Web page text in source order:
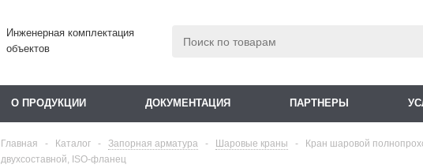
Инженерная комплектация
объектов
О ПРОДУКЦИИ ДОКУМЕНТАЦИЯ ПАРТНЕРЫ
Главная - Каталог - Запорная арматура - Шаровые краны -
Кран шаровой
двухсоставной, ISO-фланец